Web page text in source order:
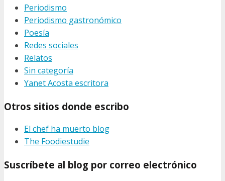
Periodismo
Periodismo gastronómico
Poesía
Redes sociales
Relatos
Sin categoría
Yanet Acosta escritora
Otros sitios donde escribo
El chef ha muerto blog
The Foodiestudie
Suscríbete al blog por correo electrónico